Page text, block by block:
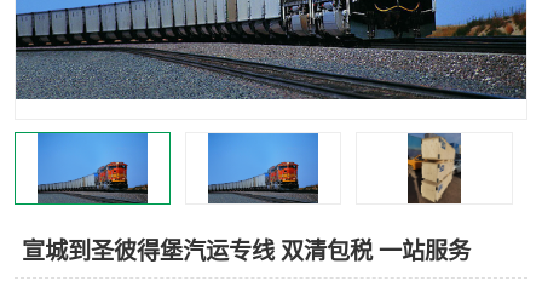
宣城到圣彼得堡汽运专线 双清包税 一站服务